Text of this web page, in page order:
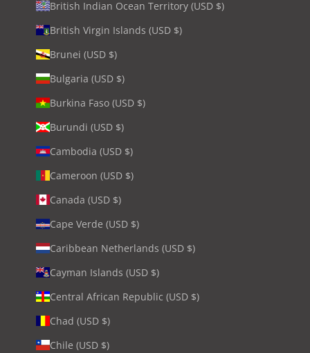
British Indian Ocean Territory (USD $)
British Virgin Islands (USD $)
Brunei (USD $)
Bulgaria (USD $)
Burkina Faso (USD $)
Burundi (USD $)
Cambodia (USD $)
Cameroon (USD $)
Canada (USD $)
Cape Verde (USD $)
Caribbean Netherlands (USD $)
Cayman Islands (USD $)
Central African Republic (USD $)
Chad (USD $)
Chile (USD $)